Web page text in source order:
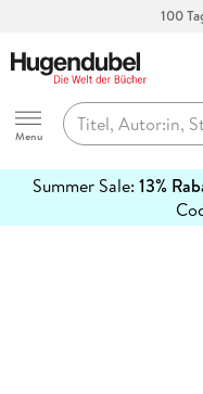
100
Hugendubel
Menu
Summer Sale: 13%
erfahren